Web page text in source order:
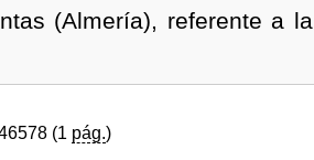
(Almería), referente a la
(1 pág.)